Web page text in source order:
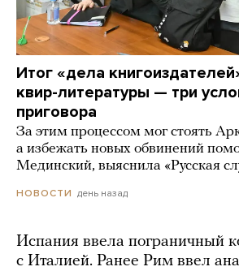
Итог «дела
квир-литературы — три
приговора
За этим процессом мог стоять
а избежать новых обвинений
Мединский, выяснила «Русская
НОВОСТИ день назад
Испания ввела пограничный
с Италией. Ранее Рим ввел